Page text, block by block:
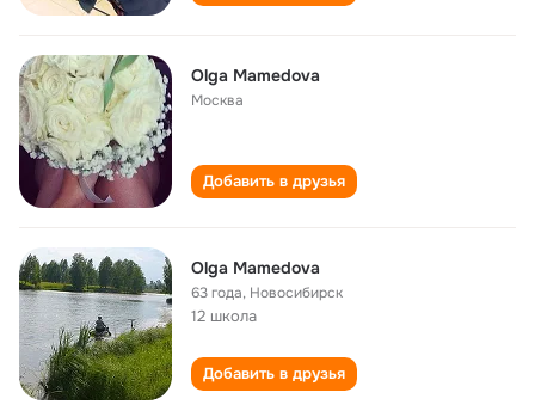
Olga Mamedova
Москва
Добавить в друзья
Olga Mamedova
63 года, Новосибирск
12 школа
Добавить в друзья